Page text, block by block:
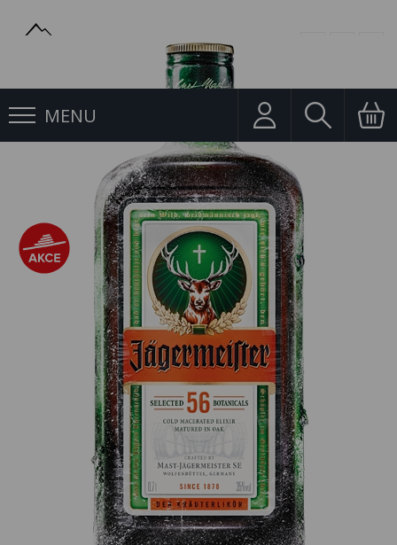
MENU
Jägermeister 0,7l 35%
Jägermeister 0,7l 35%
Přidat do oblíbených produktů
Foto produktu se může od skutečnosti mírně lišit.
Kód produktu:44003600